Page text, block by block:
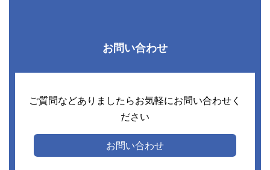
お問い合わせ
ご質問などありましたらお気軽にお問い合わせく
ださい
お問い合わせ